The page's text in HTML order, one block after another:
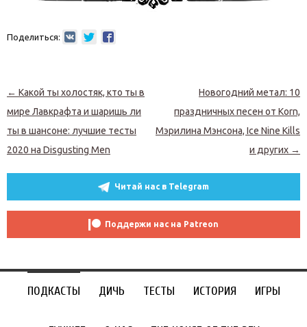
Поделиться:
Навигация по записям
← Какой ты холостяк, кто ты в
мире Лавкрафта и шаришь ли
ты в шансоне: лучшие тесты
2020 на Disgusting Men
Новогодний метал: 10
праздничных песен от Korn,
Мэрилина Мэнсона, Ice Nine Kills
и других →
Читай нас в Telegram
Поддержи нас на Patreon
ПОДКАСТЫ ДИЧЬ ТЕСТЫ ИСТОРИЯ ИГРЫ